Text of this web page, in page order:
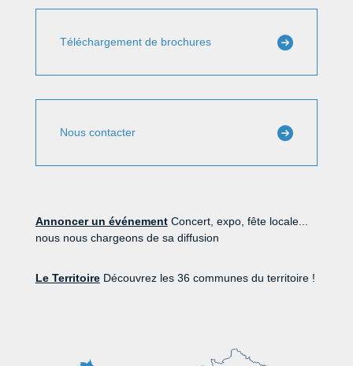
Téléchargement de brochures
Nous contacter
Annoncer un événementConcert, expo, fête locale...
nous nous chargeons de sa diffusion
Le TerritoireDécouvrez les 36 communes du territoire !